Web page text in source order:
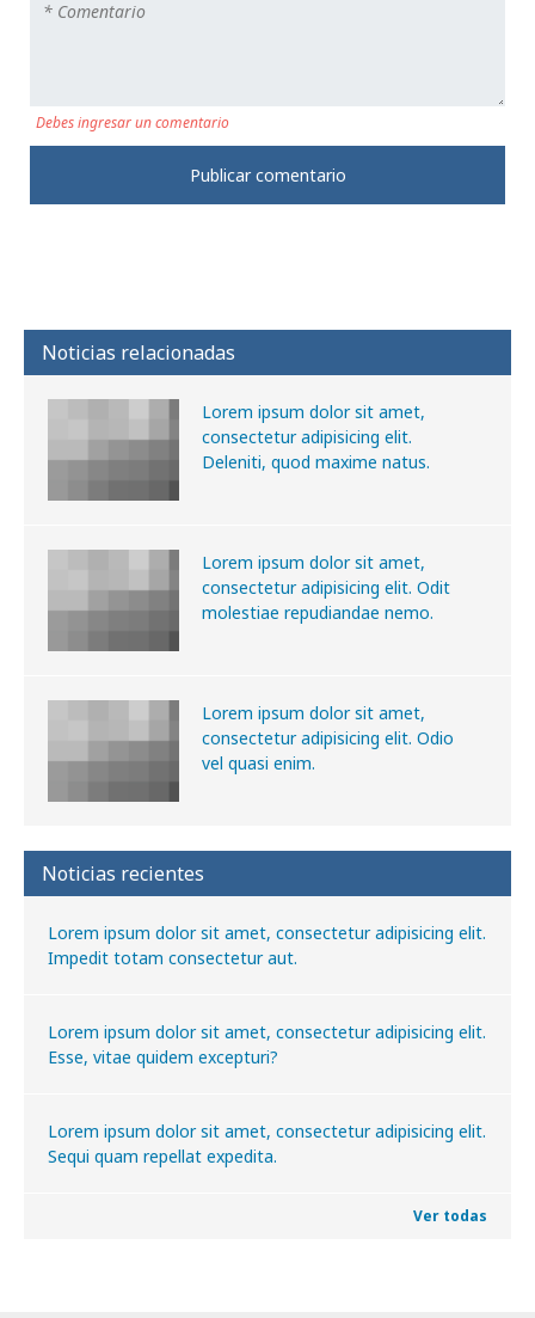
Debes ingresar un comentario
Noticias relacionadas
Lorem ipsum dolor sit amet,
consectetur adipisicing elit.
Deleniti, quod maxime natus.
Lorem ipsum dolor sit amet,
consectetur adipisicing elit. Odit
molestiae repudiandae nemo.
Lorem ipsum dolor sit amet,
consectetur adipisicing elit. Odio
vel quasi enim.
Noticias recientes
Lorem ipsum dolor sit amet, consectetur adipisicing elit.
Impedit totam consectetur aut.
Lorem ipsum dolor sit amet, consectetur adipisicing elit.
Esse, vitae quidem excepturi?
Lorem ipsum dolor sit amet, consectetur adipisicing elit.
Sequi quam repellat expedita.
Ver todas